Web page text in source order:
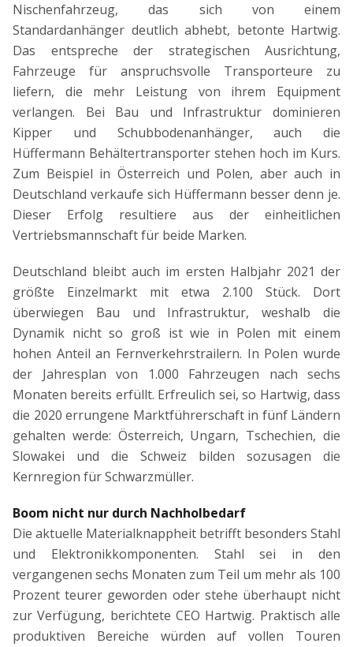
Nischenfahrzeug, das sich von einem
Standardanhänger deutlich abhebt, betonte Hartwig.
Das entspreche der strategischen Ausrichtung,
Fahrzeuge für anspruchsvolle Transporteure zu
liefern, die mehr Leistung von ihrem Equipment
verlangen. Bei Bau und Infrastruktur dominieren
Kipper und Schubbodenanhänger, auch die
Hüffermann Behältertransporter stehen hoch im Kurs.
Zum Beispiel in Österreich und Polen, aber auch in
Deutschland verkaufe sich Hüffermann besser denn je.
Dieser Erfolg resultiere aus der einheitlichen
Vertriebsmannschaft für beide Marken.
Deutschland bleibt auch im ersten Halbjahr 2021 der
größte Einzelmarkt mit etwa 2.100 Stück. Dort
überwiegen Bau und Infrastruktur, weshalb die
Dynamik nicht so groß ist wie in Polen mit einem
hohen Anteil an Fernverkehrstrailern. In Polen wurde
der Jahresplan von 1.000 Fahrzeugen nach sechs
Monaten bereits erfüllt. Erfreulich sei, so Hartwig, dass
die 2020 errungene Marktführerschaft in fünf Ländern
gehalten werde: Österreich, Ungarn, Tschechien, die
Slowakei und die Schweiz bilden sozusagen die
Kernregion für Schwarzmüller.
Boom nicht nur durch Nachholbedarf
Die aktuelle Materialknappheit betrifft besonders Stahl
und Elektronikkomponenten. Stahl sei in den
vergangenen sechs Monaten zum Teil um mehr als 100
Prozent teurer geworden oder stehe überhaupt nicht
zur Verfügung, berichtete CEO Hartwig. Praktisch alle
produktiven Bereiche würden auf vollen Touren